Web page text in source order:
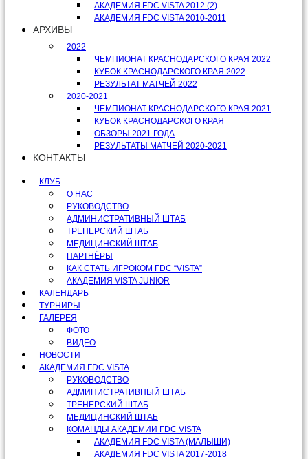
АКАДЕМИЯ FDC VISTA 2012 (2)
АКАДЕМИЯ FDC VISTA 2010-2011
АРХИВЫ
2022
ЧЕМПИОНАТ КРАСНОДАРСКОГО КРАЯ 2022
КУБОК КРАСНОДАРСКОГО КРАЯ 2022
РЕЗУЛЬТАТ МАТЧЕЙ 2022
2020-2021
ЧЕМПИОНАТ КРАСНОДАРСКОГО КРАЯ 2021
КУБОК КРАСНОДАРСКОГО КРАЯ
ОБЗОРЫ 2021 ГОДА
РЕЗУЛЬТАТЫ МАТЧЕЙ 2020-2021
КОНТАКТЫ
КЛУБ
О НАС
РУКОВОДСТВО
АДМИНИСТРАТИВНЫЙ ШТАБ
ТРЕНЕРСКИЙ ШТАБ
МЕДИЦИНСКИЙ ШТАБ
ПАРТНЁРЫ
КАК СТАТЬ ИГРОКОМ FDC “VISTA”
АКАДЕМИЯ VISTA JUNIOR
КАЛЕНДАРЬ
ТУРНИРЫ
ГАЛЕРЕЯ
ФОТО
ВИДЕО
НОВОСТИ
АКАДЕМИЯ FDC VISTA
РУКОВОДСТВО
АДМИНИСТРАТИВНЫЙ ШТАБ
ТРЕНЕРСКИЙ ШТАБ
МЕДИЦИНСКИЙ ШТАБ
КОМАНДЫ АКАДЕМИИ FDC VISTA
АКАДЕМИЯ FDC VISTA (МАЛЫШИ)
АКАДЕМИЯ FDC VISTA 2017-2018